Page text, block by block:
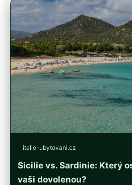
italie-ubytovani.cz
Sicilie vs. Sardinie: Který
vaši dovolenou?